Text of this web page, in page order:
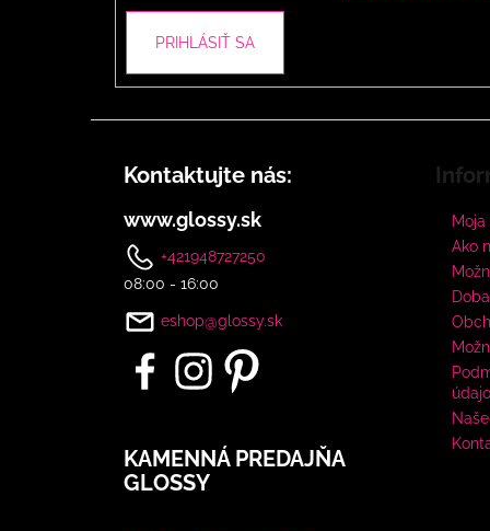
PRIHLÁSIŤ SA
Kontaktujte nás:
www.glossy.sk
+421948727250
08:00 - 16:00
eshop@glossy.sk
KAMENNÁ PREDAJŇA
GLOSSY
Ako